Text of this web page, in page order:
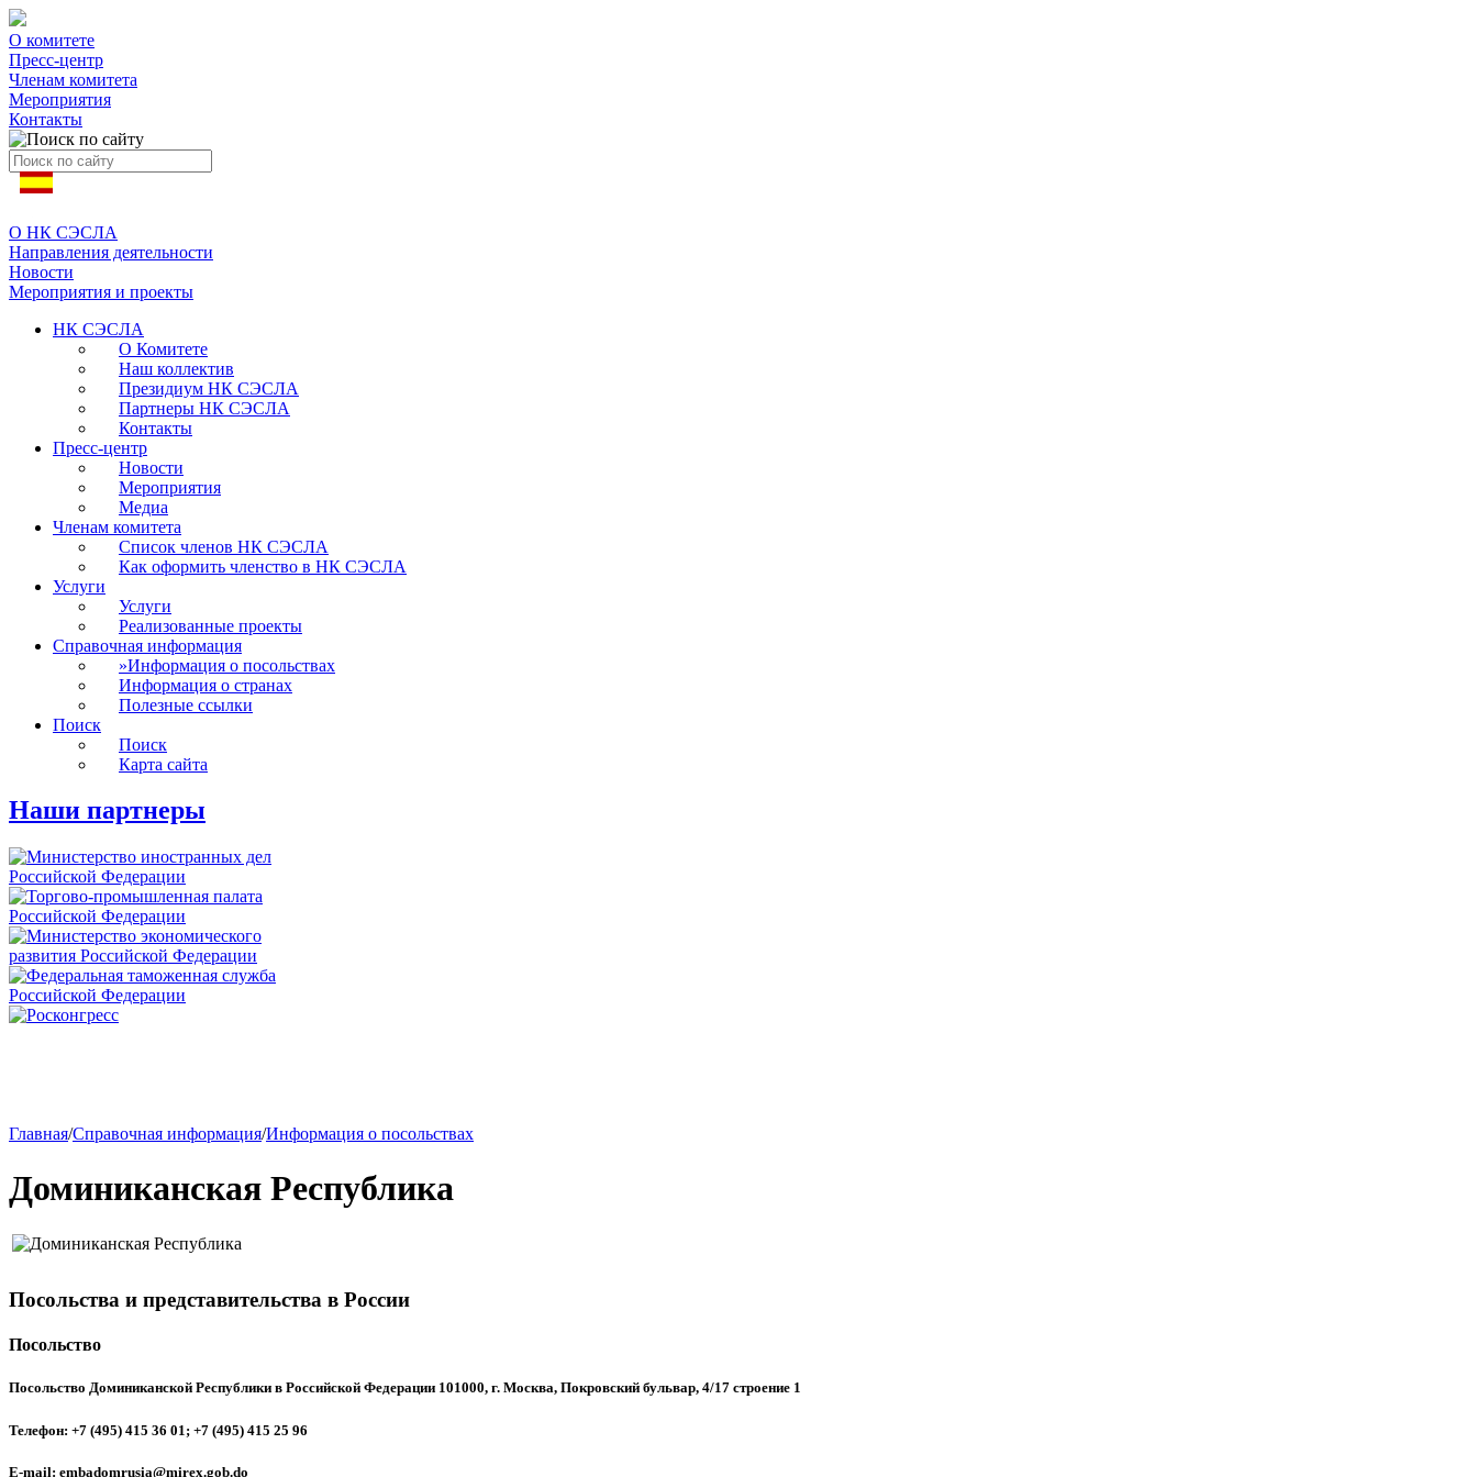
О комитете
Пресс-центр
Членам комитета
Мероприятия
Контакты
О НК СЭСЛА
Направления деятельности
Новости
Мероприятия и проекты
НК СЭСЛА
О Комитете
Наш коллектив
Президиум НК СЭСЛА
Партнеры НК СЭСЛА
Контакты
Пресс-центр
Новости
Мероприятия
Медиа
Членам комитета
Список членов НК СЭСЛА
Как оформить членство в НК СЭСЛА
Услуги
Услуги
Реализованные проекты
Справочная информация
»Информация о посольствах
Информация о странах
Полезные ссылки
Поиск
Поиск
Карта сайта
Наши партнеры
Главная/Справочная информация/Информация о посольствах
Доминиканская Республика
Посольства и представительства в России
Посольство
Посольство Доминиканской Республики в Российской Федерации 101000, г. Москва, Покровский бульвар, 4/17 строение 1
Телефон: +7 (495) 415 36 01; +7 (495) 415 25 96
E-mail: embadomrusia@mirex.gob.do